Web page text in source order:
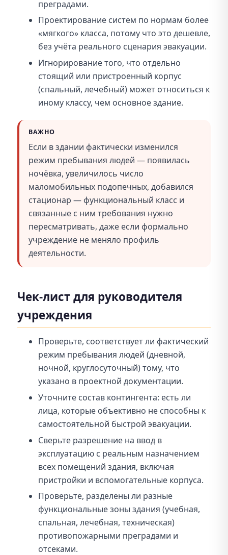
преградами.
Проектирование систем по нормам более
«мягкого» класса, потому что это дешевле,
без учёта реального сценария эвакуации.
Игнорирование того, что отдельно
стоящий или пристроенный корпус
(спальный, лечебный) может относиться к
иному классу, чем основное здание.
ВАЖНО
Если в здании фактически изменился
режим пребывания людей — появилась
ночёвка, увеличилось число
маломобильных подопечных, добавился
стационар — функциональный класс и
связанные с ним требования нужно
пересматривать, даже если формально
учреждение не меняло профиль
деятельности.
Чек-лист для руководителя
учреждения
Проверьте, соответствует ли фактический
режим пребывания людей (дневной,
ночной, круглосуточный) тому, что
указано в проектной документации.
Уточните состав контингента: есть ли
лица, которые объективно не способны к
самостоятельной быстрой эвакуации.
Сверьте разрешение на ввод в
эксплуатацию с реальным назначением
всех помещений здания, включая
пристройки и вспомогательные корпуса.
Проверьте, разделены ли разные
функциональные зоны здания (учебная,
спальная, лечебная, техническая)
противопожарными преградами и
отсеками.